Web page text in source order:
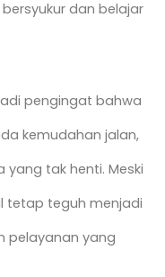
dan belajar
pengingat bahwa
kemudahan jalan,
tak henti. Meski
tetap teguh menjadi
pelayanan yang